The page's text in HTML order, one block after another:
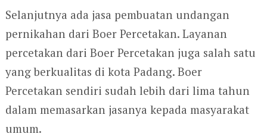
Selanjutnya ada jasa pembuatan undangan
pernikahan dari Boer Percetakan. Layanan
percetakan dari Boer Percetakan juga salah satu
yang berkualitas di kota Padang. Boer
Percetakan sendiri sudah lebih dari lima tahun
dalam memasarkan jasanya kepada masyarakat
umum.